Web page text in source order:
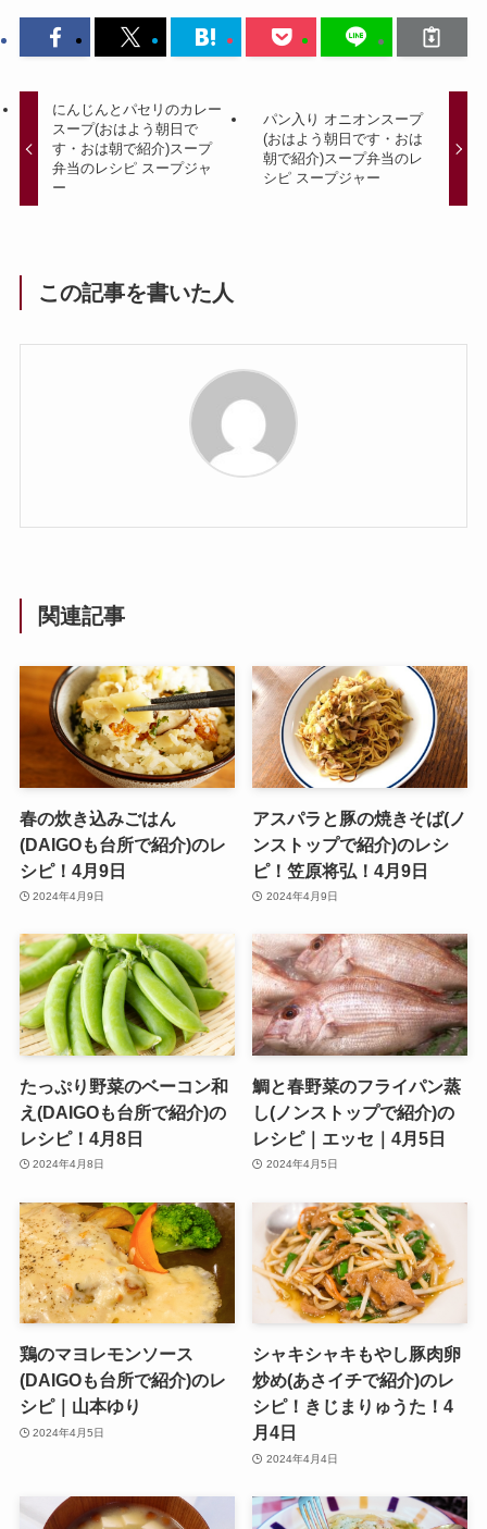
にんじんとパセリのカレー
スープ(おはよう朝日で
す・おは朝で紹介)スープ
弁当のレシピ スープジャ
ー
パン入り オニオンスープ
(おはよう朝日です・おは
朝で紹介)スープ弁当のレ
シピ スープジャー
この記事を書いた人
関連記事
春の炊き込みごはん
(DAIGOも台所で紹介)のレ
シピ！4月9日
2024年4月9日
アスパラと豚の焼きそば(ノ
ンストップで紹介)のレシ
ピ！笠原将弘！4月9日
2024年4月9日
たっぷり野菜のベーコン和
え(DAIGOも台所で紹介)の
レシピ！4月8日
2024年4月8日
鯛と春野菜のフライパン蒸
し(ノンストップで紹介)の
レシピ｜エッセ｜4月5日
2024年4月5日
鶏のマヨレモンソース
(DAIGOも台所で紹介)のレ
シピ｜山本ゆり
2024年4月5日
シャキシャキもやし豚肉卵
炒め(あさイチで紹介)のレ
シピ！きじまりゅうた！4
月4日
2024年4月4日